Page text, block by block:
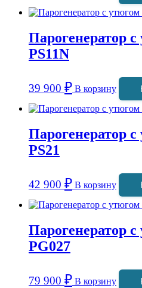
Парогенератор
PS11N
39 900 ₽ В корзину
Парогенератор
PS21
42 900 ₽ В корзину
Парогенератор
PG027
79 900 ₽ В корзину